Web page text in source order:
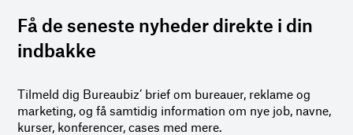
Få de seneste nyheder direkte i din
indbakke
Tilmeld dig Bureaubiz’ brief om bureauer, reklame og
marketing, og få samtidig information om nye job, navne,
kurser, konferencer, cases med mere.